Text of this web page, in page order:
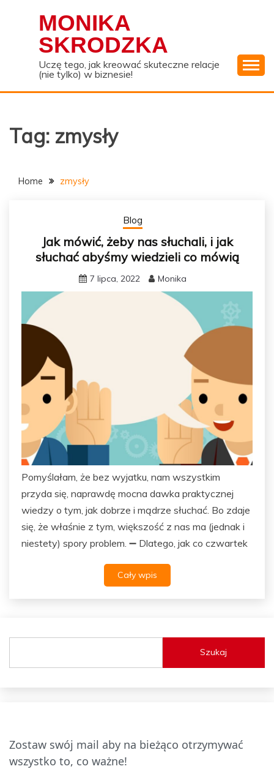
MONIKA
SKRODZKA
Uczę tego, jak kreować skuteczne relacje
(nie tylko) w biznesie!
Tag: zmysły
Home zmysły
Blog
Jak mówić, żeby nas słuchali, i jak
słuchać abyśmy wiedzieli co mówią
7 lipca, 2022 Monika
Pomyślałam, że bez wyjatku, nam wszystkim
przyda się, naprawdę mocna dawka praktycznej
wiedzy o tym, jak dobrze i mądrze słuchać. Bo zdaje
się, że właśnie z tym, większość z nas ma (jednak i
niestety) spory problem. ➖ Dlatego, jak co czwartek
Cały wpis
Szukaj
Zostaw swój mail aby na bieżąco otrzymywać
wszystko to, co ważne!